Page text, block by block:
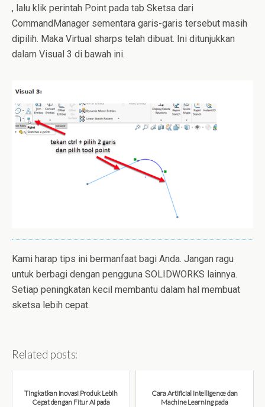
, lalu klik perintah Point pada tab Sketsa dari
CommandManager sementara garis-garis tersebut masih
dipilih. Maka Virtual sharps telah dibuat. Ini ditunjukkan
dalam Visual 3 di bawah ini.
Kami harap tips ini bermanfaat bagi Anda. Jangan ragu
untuk berbagi dengan pengguna SOLIDWORKS lainnya.
Setiap peningkatan kecil membantu dalam hal membuat
sketsa lebih cepat.
Related posts:
Tingkatkan Inovasi Produk Lebih
Cepat dengan Fitur AI pada
Cara Artificial Intelligence dan
Machine Learning pada